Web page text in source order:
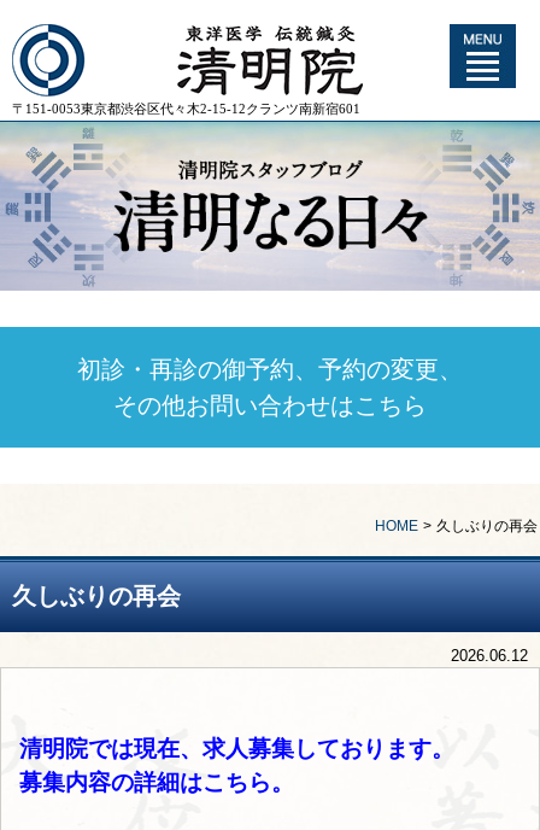
〒151-0053東京都渋谷区代々木2-15-12クランツ南新宿601
初診・再診の御予約、予約の変更、
その他お問い合わせはこちら
HOME > 久しぶりの再会
久しぶりの再会
2026.06.12
清明院では現在、求人募集しております。
募集内容の詳細はこちら。